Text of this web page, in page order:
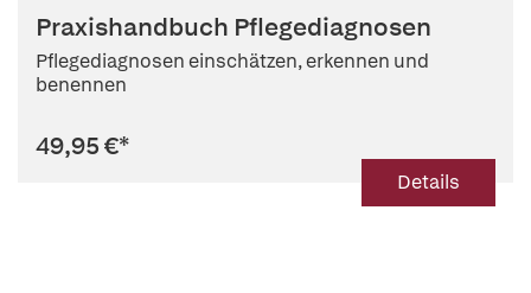
Praxishandbuch Pflegediagnosen
Pflegediagnosen einschätzen, erkennen und
benennen
49,95 €*
Details